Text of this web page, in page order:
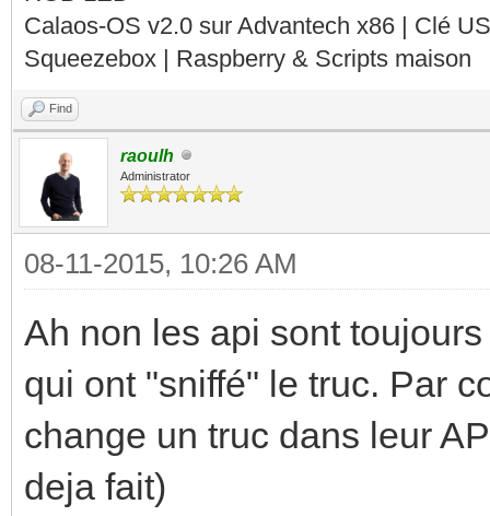
Calaos-OS v2.0 sur Advantech x86 | Clé
Squeezebox | Raspberry & Scripts maison
Find
raoulh
Administrator
08-11-2015, 10:26 AM
Ah non les api sont
qui ont "sniffé" le truc. Par
change un truc dans leur
deja fait)